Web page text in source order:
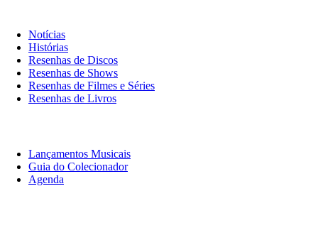
Notícias
Histórias
Resenhas de Discos
Resenhas de Shows
Resenhas de Filmes e Séries
Resenhas de Livros
Lançamentos Musicais
Guia do Colecionador
Agenda